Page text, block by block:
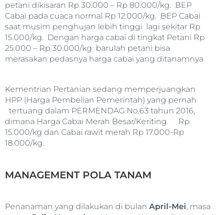
petani dikisaran Rp 30.000 – Rp 80.000/kg. BEP
Cabai pada cuaca normal Rp 12.000/kg. BEP Cabai
saat musim penghujan lebih tinggi lagi sekitar Rp
15.000/kg. Dengan harga cabai di tingkat Petani Rp
25.000 – Rp 30.000/kg barulah petani bisa
merasakan pedasnya harga cabai yang ditanamnya
Kementrian Pertanian sedang memperjuangkan
HPP (Harga Pembelian Pemerintah) yang pernah
tertuang dalam PERMENDAG No.63 tahun 2016,
dimana Harga Cabai Merah Besar/Keriting Rp
15.000/kg dan Cabai rawit merah Rp 17.000-Rp
18.000/kg.
MANAGEMENT POLA TANAM
Penanaman yang dilakukan di bulan April-Mei, masa